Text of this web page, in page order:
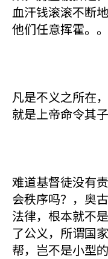
血汗钱滚滚不断
他们任意挥霍。。
凡是不义之所在
就是上帝命令其
难道基督徒没有
会秩序吗？，奥
法律，根本就不
了公义，所谓国
帮，岂不是小型